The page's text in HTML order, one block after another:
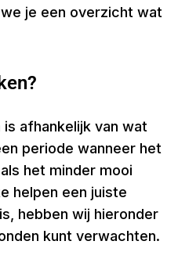
je een overzicht wat
afhankelijk van wat
periode wanneer het
het minder mooi
helpen een juiste
hebben wij hieronder
kunt verwachten.